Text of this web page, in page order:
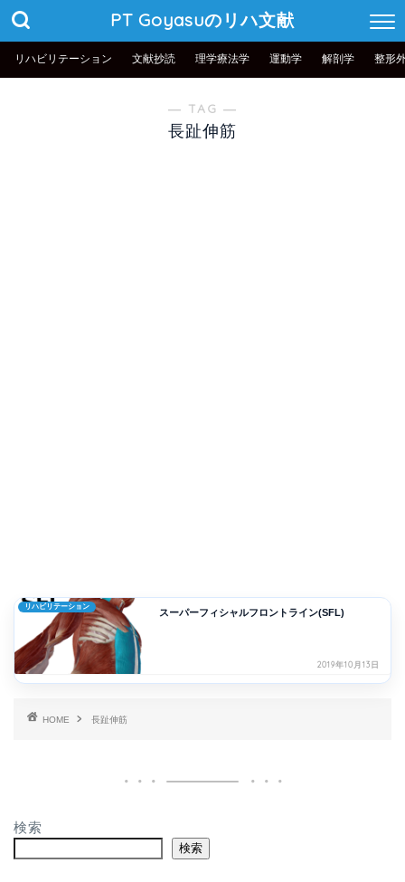
PT Goyasuのリハ文献
リハビリテーション 文献抄読 理学療法学 運動学 解剖学 整形
― TAG ―
長趾伸筋
リハビリテーション
スーパーフィシャルフロントライン(SFL)
2019年10月13日
HOME 長趾伸筋
検索
検索